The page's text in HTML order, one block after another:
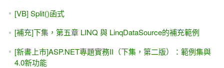
[VB] Split()函式
[補充]下集，第五章 LINQ 與 LinqDataSource的補充範例
[新書上市]ASP.NET專題實務II（下集，第二版）：範例集與
4.0新功能